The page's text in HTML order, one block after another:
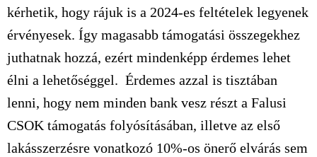
kérhetik, hogy rájuk is a 2024-es feltételek legyenek
érvényesek. Így magasabb támogatási összegekhez
juthatnak hozzá, ezért mindenképp érdemes lehet
élni a lehetőséggel. Érdemes azzal is tisztában
lenni, hogy nem minden bank vesz részt a Falusi
CSOK támogatás folyósításában, illetve az első
lakásszerzésre vonatkozó 10%-os önerő elvárás sem